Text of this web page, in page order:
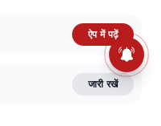
TERMS AND CONDITIONS
FACT CHECKING POLICY
ऐप में पढ़ें
जारी रखें